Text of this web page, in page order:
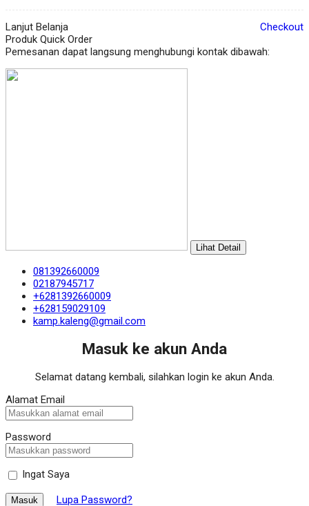
Lanjut Belanja
Checkout
Produk Quick Order
Pemesanan dapat langsung menghubungi kontak dibawah:
Lihat Detail
081392660009
02187945717
+6281392660009
+628159029109
kamp.kaleng@gmail.com
Masuk ke akun Anda
Selamat datang kembali, silahkan login ke akun Anda.
Alamat Email
Password
Ingat Saya
Masuk Lupa Password?